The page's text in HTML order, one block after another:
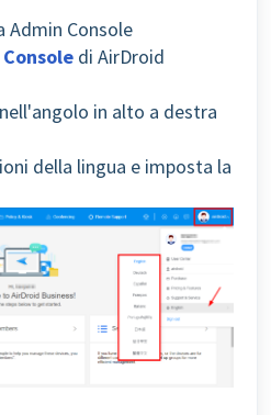
Admin Console
di AirDroid
in alto a destra
della lingua e imposta la